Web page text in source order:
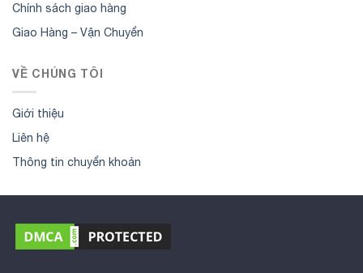
Chính sách giao hàng
Giao Hàng – Vận Chuyển
VỀ CHÚNG TÔI
Giới thiệu
Liên hệ
Thông tin chuyển khoản